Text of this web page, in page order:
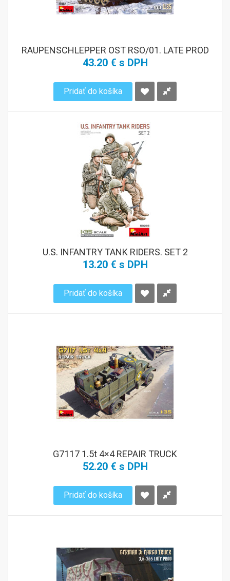
RAUPENSCHLEPPER OST RSO/01. LATE PROD
43.20 € s DPH
Pridať do košíka
U.S. INFANTRY TANK RIDERS. SET 2
13.20 € s DPH
Pridať do košíka
G7117 1.5t 4×4 REPAIR TRUCK
52.20 € s DPH
Pridať do košíka